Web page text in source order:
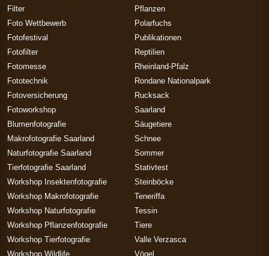
Filter
Foto Wettbewerb
Fotofestival
Fotofilter
Fotomesse
Fototechnik
Fotoversicherung
Fotoworkshop
Blumenfotografie
Makrofotografie Saarland
Naturfotografie Saarland
Tierfotografie Saarland
Workshop Insektenfotografie
Workshop Makrofotografie
Workshop Naturfotografie
Workshop Pflanzenfotografie
Workshop Tierfotografie
Workshop Wildlife
Pflanzen
Polarfuchs
Publikationen
Reptilien
Rheinland-Pfalz
Rondane Nationalpark
Rucksack
Saarland
Säugetiere
Schnee
Sommer
Stativtest
Steinböcke
Teneriffa
Tessin
Tiere
Valle Verzasca
Vögel